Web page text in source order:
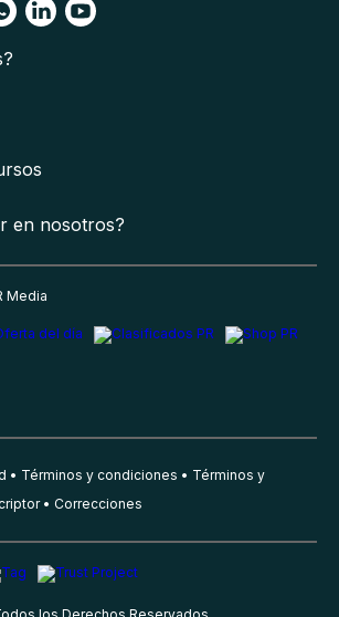
en nosotros?
Media
Términos y condiciones
Términos y
Correcciones